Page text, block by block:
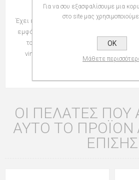
Το δέρµα Nomad, γνωστό και
Έχει εµποτιστεί µε λάδι, χάρη στο οποίο
εµφάνισή του µε την πάροδο του
του και γρατσουνίζεται εύκολα,
vintage εµφάνιση. Ωστόσο, είναι
αρχική του εµφάνιση µε
ΟΙ ΠΕΛΆΤΕΣ ΠΟΥ
ΑΥΤΌ ΤΟ ΠΡΟΪΌΝ
ΕΠΊΣΗΣ
Για να σου εξασφαλίσουμε μια
στο site μας
OK
Μάθετε